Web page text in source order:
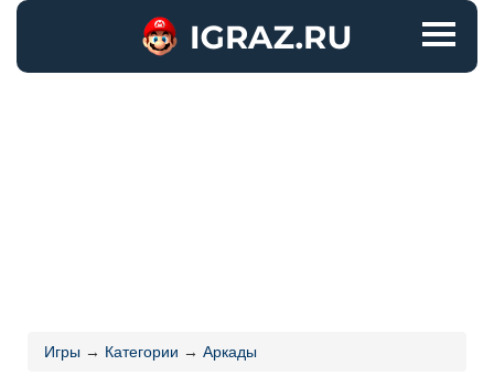
Игры → Категории → Аркады